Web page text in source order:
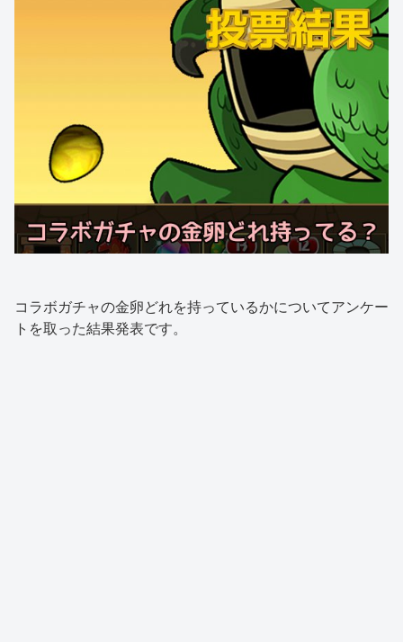
コラボガチャの金卵どれを持っているかについてアンケー
トを取った結果発表です。